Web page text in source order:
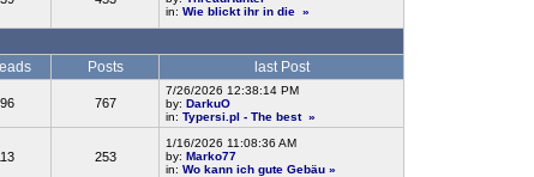
in: Wie blickt ihr in die »
Posts last Post
767
7/26/2026 12:38:14 PM
by: DarkuO
in: Typersi.pl - The best »
253
1/16/2026 11:08:36 AM
by: Marko77
in: Wo kann ich gute Gebäu »